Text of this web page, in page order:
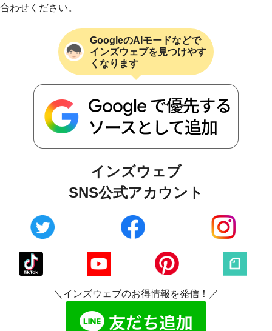
合わせください。
GoogleのAIモードなどで
インズウェブを見つけやす
くなります
インズウェブ
SNS公式アカウント
＼インズウェブのお得情報を発信！／